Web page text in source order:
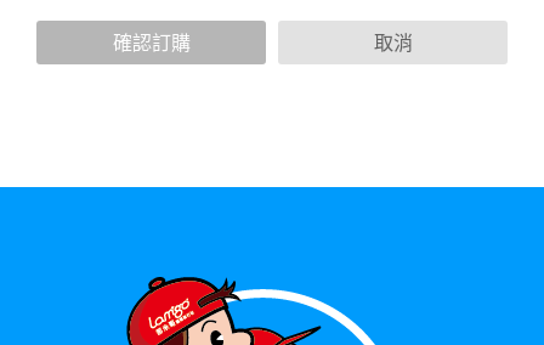
您個人在本網站上的聊天室或討論區中任意公開個人資料的行
為，在非經加密的保護下，亦不適用於本公司隱私權保護政
個人的資料，其範圍如下：
設備的 IP 位址、使用時間、使用的瀏覽器、瀏覽及點選資料記
錄等，做為我們增進網站服務的參考依據，此記錄為內部應
用，決不對外公布。
確認訂購 取消